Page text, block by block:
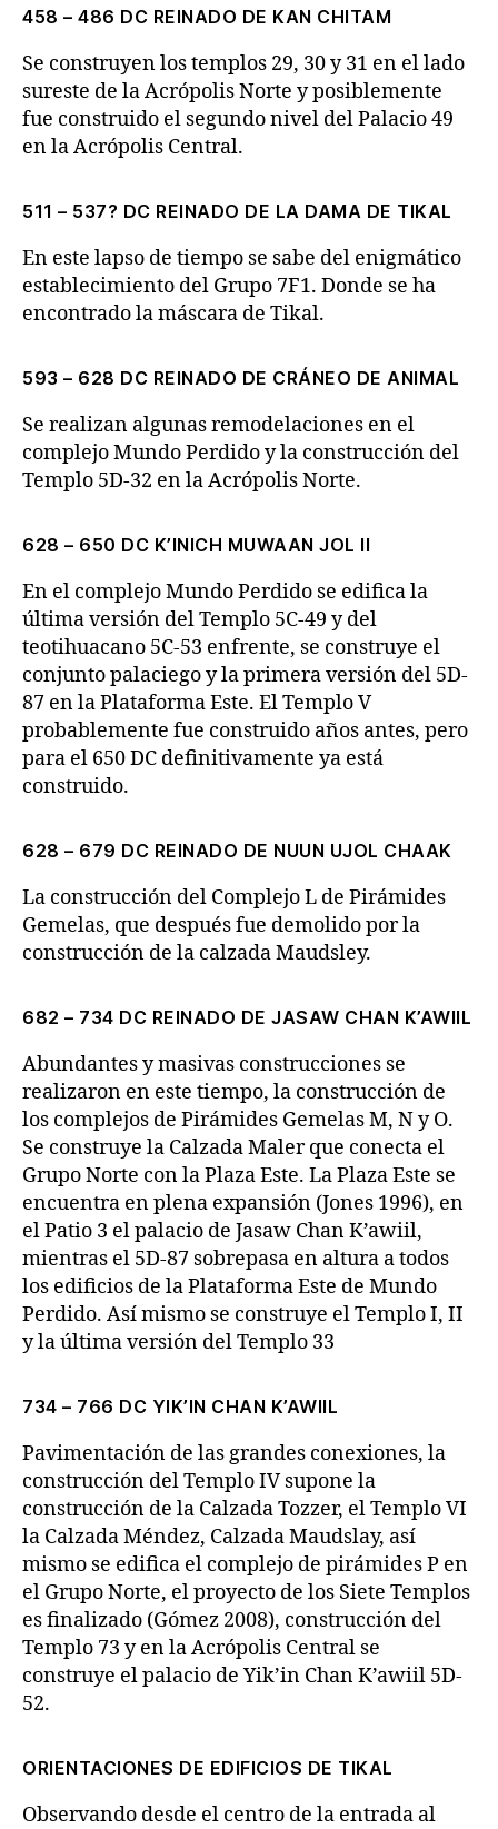
458 – 486 DC REINADO DE KAN CHITAM
Se construyen los templos 29, 30 y 31 en el lado
sureste de la Acrópolis Norte y posiblemente
fue construido el segundo nivel del Palacio 49
en la Acrópolis Central.
511 – 537? DC REINADO DE LA DAMA DE TIKAL
En este lapso de tiempo se sabe del enigmático
establecimiento del Grupo 7F1. Donde se ha
encontrado la máscara de Tikal.
593 – 628 DC REINADO DE CRÁNEO DE ANIMAL
Se realizan algunas remodelaciones en el
complejo Mundo Perdido y la construcción del
Templo 5D-32 en la Acrópolis Norte.
628 – 650 DC K’INICH MUWAAN JOL II
En el complejo Mundo Perdido se edifica la
última versión del Templo 5C-49 y del
teotihuacano 5C-53 enfrente, se construye el
conjunto palaciego y la primera versión del 5D-
87 en la Plataforma Este. El Templo V
probablemente fue construido años antes, pero
para el 650 DC definitivamente ya está
construido.
628 – 679 DC REINADO DE NUUN UJOL CHAAK
La construcción del Complejo L de Pirámides
Gemelas, que después fue demolido por la
construcción de la calzada Maudsley.
682 – 734 DC REINADO DE JASAW CHAN K’AWIIL
Abundantes y masivas construcciones se
realizaron en este tiempo, la construcción de
los complejos de Pirámides Gemelas M, N y O.
Se construye la Calzada Maler que conecta el
Grupo Norte con la Plaza Este. La Plaza Este se
encuentra en plena expansión (Jones 1996), en
el Patio 3 el palacio de Jasaw Chan K’awiil,
mientras el 5D-87 sobrepasa en altura a todos
los edificios de la Plataforma Este de Mundo
Perdido. Así mismo se construye el Templo I, II
y la última versión del Templo 33
734 – 766 DC YIK’IN CHAN K’AWIIL
Pavimentación de las grandes conexiones, la
construcción del Templo IV supone la
construcción de la Calzada Tozzer, el Templo VI
la Calzada Méndez, Calzada Maudslay, así
mismo se edifica el complejo de pirámides P en
el Grupo Norte, el proyecto de los Siete Templos
es finalizado (Gómez 2008), construcción del
Templo 73 y en la Acrópolis Central se
construye el palacio de Yik’in Chan K’awiil 5D-
52.
ORIENTACIONES DE EDIFICIOS DE TIKAL
Observando desde el centro de la entrada al